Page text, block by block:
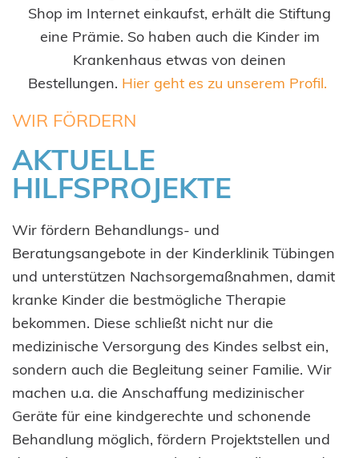
Shop im Internet einkaufst, erhält die Stiftung
eine Prämie. So haben auch die Kinder im
Krankenhaus etwas von deinen
Bestellungen. Hier geht es zu unserem Profil.
WIR FÖRDERN
AKTUELLE
HILFSPROJEKTE
Wir fördern Behandlungs- und
Beratungsangebote in der Kinderklinik Tübingen
und unterstützen Nachsorgemaßnahmen, damit
kranke Kinder die bestmögliche Therapie
bekommen. Diese schließt nicht nur die
medizinische Versorgung des Kindes selbst ein,
sondern auch die Begleitung seiner Familie. Wir
machen u.a. die Anschaffung medizinischer
Geräte für eine kindgerechte und schonende
Behandlung möglich, fördern Projektstellen und